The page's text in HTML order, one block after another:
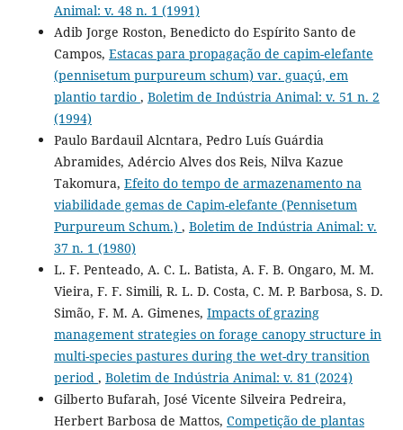
Animal: v. 48 n. 1 (1991)
Adib Jorge Roston, Benedicto do Espírito Santo de
Campos, Estacas para propagação de capim-elefante
(pennisetum purpureum schum) var. guaçú, em
plantio tardio , Boletim de Indústria Animal: v. 51 n. 2
(1994)
Paulo Bardauil Alcntara, Pedro Luís Guárdia
Abramides, Adércio Alves dos Reis, Nilva Kazue
Takomura, Efeito do tempo de armazenamento na
viabilidade gemas de Capim-elefante (Pennisetum
Purpureum Schum.) , Boletim de Indústria Animal: v.
37 n. 1 (1980)
L. F. Penteado, A. C. L. Batista, A. F. B. Ongaro, M. M.
Vieira, F. F. Simili, R. L. D. Costa, C. M. P. Barbosa, S. D.
Simão, F. M. A. Gimenes, Impacts of grazing
management strategies on forage canopy structure in
multi-species pastures during the wet-dry transition
period , Boletim de Indústria Animal: v. 81 (2024)
Gilberto Bufarah, José Vicente Silveira Pedreira,
Herbert Barbosa de Mattos, Competição de plantas